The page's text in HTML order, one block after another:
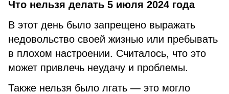
Что нельзя делать 5 июля 2024 года
В этот день было запрещено выражать
недовольство своей жизнью или пребывать
в плохом настроении. Считалось, что это
может привлечь неудачу и проблемы.
Также нельзя было лгать — это могло